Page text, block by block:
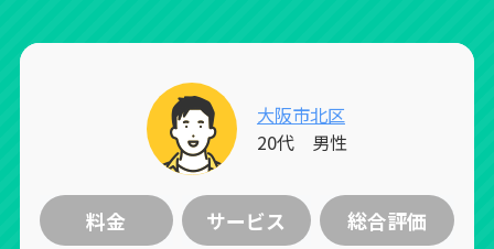
大阪市北区
20代 男性
料金 サービス 総合評価